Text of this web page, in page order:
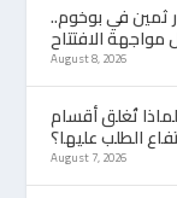
ثمين في بوخوم..
الافتتاح
August 8, 2026
تُغلق أقسام
الطلب عليها؟
August 7, 2026